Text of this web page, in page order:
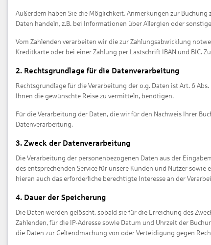
Außerdem haben Sie die Möglichkeit, Anmerkungen zur
Daten handeln, z.B. bei Informationen über Allergien oder
Vom Zahlenden verarbeiten wir die zur Zahlungsabwicklung
Kreditkarte oder bei einer Zahlung per Lastschrift IBAN und BIC.
2. Rechtsgrundlage für die Datenverarbeitung
Rechtsgrundlage für die Verarbeitung der o.g. Daten ist Art. 6
Ihnen die gewünschte Reise zu vermitteln, benötigen.
Für die Verarbeitung der Daten, die wir für den Nachweis Ihrer
Datenverarbeitung.
3. Zweck der Datenverarbeitung
Die Verarbeitung der personenbezogenen Daten aus der
des entsprechenden Service für unsere Kunden und Nutzer
hieran auch das erforderliche berechtigte Interesse an der
4. Dauer der Speicherung
Die Daten werden gelöscht, sobald sie für die Erreichung des
Zahlenden, für die IP-Adresse sowie Datum und Uhrzeit der
die Daten zur Geltendmachung von oder Verteidigung gegen